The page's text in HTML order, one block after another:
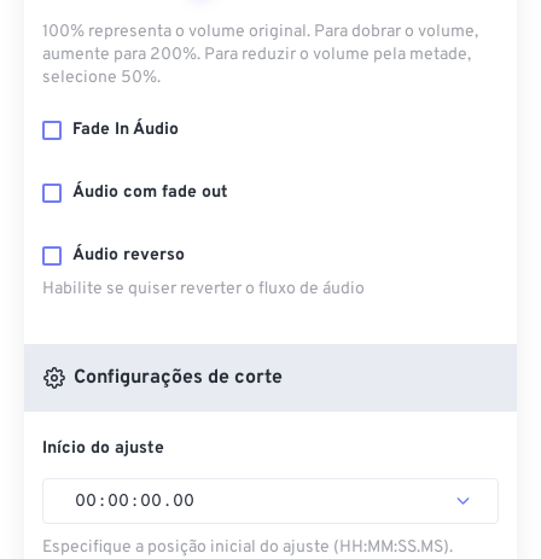
100% representa o volume original. Para dobrar o volume,
aumente para 200%. Para reduzir o volume pela metade,
selecione 50%.
Fade In Áudio
Áudio com fade out
Áudio reverso
Habilite se quiser reverter o fluxo de áudio
Configurações de corte
Início do ajuste
00 : 00 : 00 . 00
Especifique a posição inicial do ajuste (HH:MM:SS.MS).